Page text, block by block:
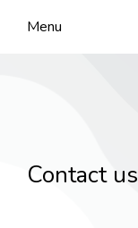
Menu
Contact us